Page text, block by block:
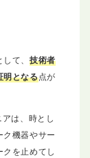
て、 技術者
明となる点が
は、時とし
機器やサー
を止めてし